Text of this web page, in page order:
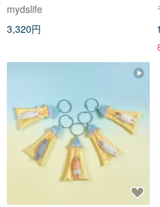
mydslife
3,320円